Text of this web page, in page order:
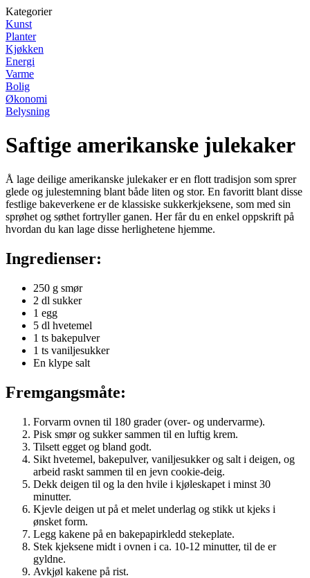
Kategorier
Kunst
Planter
Kjøkken
Energi
Varme
Bolig
Økonomi
Belysning
Saftige amerikanske julekaker
Å lage deilige amerikanske julekaker er en flott tradisjon som sprer
glede og julestemning blant både liten og stor. En favoritt blant disse
festlige bakeverkene er de klassiske sukkerkjeksene, som med sin
sprøhet og søthet fortryller ganen. Her får du en enkel oppskrift på
hvordan du kan lage disse herlighetene hjemme.
Ingredienser:
250 g smør
2 dl sukker
1 egg
5 dl hvetemel
1 ts bakepulver
1 ts vaniljesukker
En klype salt
Fremgangsmåte:
Forvarm ovnen til 180 grader (over- og undervarme).
Pisk smør og sukker sammen til en luftig krem.
Tilsett egget og bland godt.
Sikt hvetemel, bakepulver, vaniljesukker og salt i deigen, og
arbeid raskt sammen til en jevn cookie-deig.
Dekk deigen til og la den hvile i kjøleskapet i minst 30
minutter.
Kjevle deigen ut på et melet underlag og stikk ut kjeks i
ønsket form.
Legg kakene på en bakepapirkledd stekeplate.
Stek kjeksene midt i ovnen i ca. 10-12 minutter, til de er
gyldne.
Avkjøl kakene på rist.